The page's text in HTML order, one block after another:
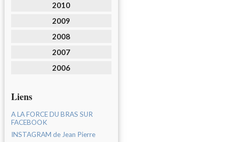
2010
2009
2008
2007
2006
Liens
A LA FORCE DU BRAS SUR
FACEBOOK
INSTAGRAM de Jean Pierre